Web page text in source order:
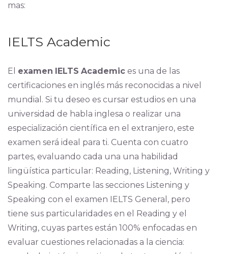
mas:
IELTS Academic
El examen IELTS Academices una de las
certificaciones en inglés más reconocidas a nivel
mundial. Si tu deseo es cursar estudios en una
universidad de habla inglesa o realizar una
especialización científica en el extranjero, este
examen será ideal para ti. Cuenta con cuatro
partes, evaluando cada una una habilidad
lingüística particular: Reading, Listening, Writing y
Speaking. Comparte las secciones Listening y
Speaking con el examen IELTS General, pero
tiene sus particularidades en el Reading y el
Writing, cuyas partes están 100% enfocadas en
evaluar cuestiones relacionadas a la ciencia: